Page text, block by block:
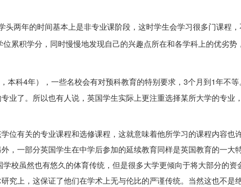
两年的时间基本上是非专业课阶段，这时学生会学习很多门课程
累积学分，同时慢慢地发现自己的兴趣点所在和各学科上的优劣势
本科4年），一些名校会有对预科教育的特别要求，3个月到1年不
业了。所以也有人说，英国学生实际上更注重选择某所大学的专业
位有关的专业课程和选修课程，这就意味着他所学习的课程内容也
，一部分英国学生在中学后参加的延续教育同样是英国教育的一大
校虽然也有悠久的体育传统，但是很多大学更倾向于将大部分的资
究上，这保证了他们在学术上无与伦比的严谨传统。当然这也不是